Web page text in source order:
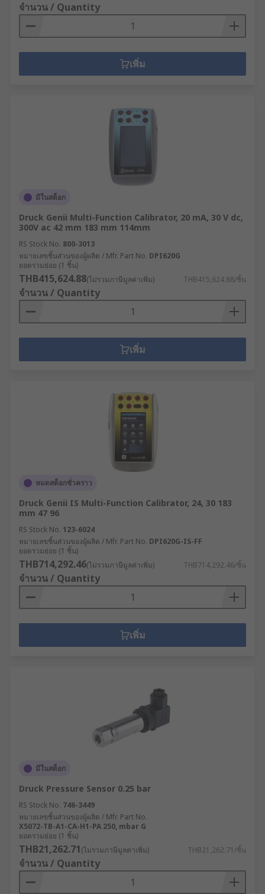
จำนวน / Quantity
เพิ่ม
มีในสต็อก
Druck Genii Multi-Function Calibrator, 20 mA, 30 V dc,
300V ac 42 mm 183 mm 114mm
RS Stock No. 800-3013
หมายเลขชิ้นส่วนของผู้ผลิต / Mfr. Part No. DPI620G
ยอดรวมย่อย (1 ชิ้น)
THB415,624.88(ไม่รวมภาษีมูลค่าเพิ่ม) THB415,624.88/ชิ้น
จำนวน / Quantity
เพิ่ม
หมดสต็อกชั่วคราว
Druck Genii IS Multi-Function Calibrator, 24, 30 183
mm 47 96
RS Stock No. 123-6024
หมายเลขชิ้นส่วนของผู้ผลิต / Mfr. Part No. DPI620G-IS-FF
ยอดรวมย่อย (1 ชิ้น)
THB714,292.46(ไม่รวมภาษีมูลค่าเพิ่ม) THB714,292.46/ชิ้น
จำนวน / Quantity
เพิ่ม
มีในสต็อก
Druck Pressure Sensor 0.25 bar
RS Stock No. 746-3449
หมายเลขชิ้นส่วนของผู้ผลิต / Mfr. Part No.
X5072-TB-A1-CA-H1-PA 250, mbar G
ยอดรวมย่อย (1 ชิ้น)
THB21,262.71(ไม่รวมภาษีมูลค่าเพิ่ม) THB21,262.71/ชิ้น
จำนวน / Quantity